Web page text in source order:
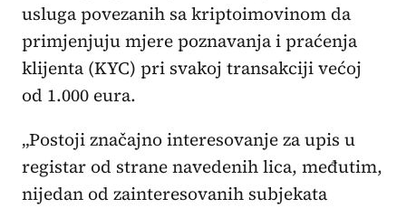
usluga povezanih sa kriptoimovinom da
primjenjuju mjere poznavanja i praćenja
klijenta (KYC) pri svakoj transakciji većoj
od 1.000 eura.
„Postoji značajno interesovanje za upis u
registar od strane navedenih lica, međutim,
nijedan od zainteresovanih subjekata